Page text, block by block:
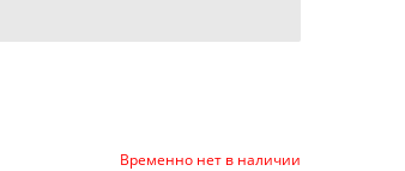
Временно нет в наличии